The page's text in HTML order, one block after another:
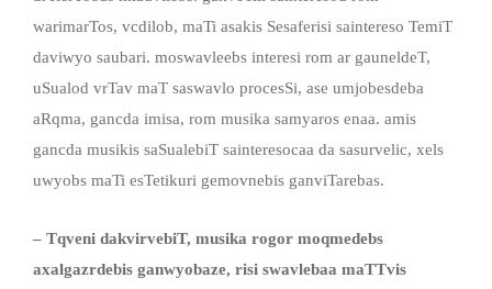
warimarTos, vcdilob, maTi asakis Sesaferisi saintereso TemiT
daviwyo saubari. moswavleebs interesi rom ar gauneldeT,
uSualod vrTav maT saswavlo procesSi, ase umjobesdeba
aRqma, gancda imisa, rom musika samyaros enaa. amis
gancda musikis saSualebiT sainteresocaa da sasurvelic, xels
uwyobs maTi esTetikuri gemovnebis ganviTarebas.
– Tqveni dakvirvebiT, musika rogor moqmedebs
axalgazrdebis ganwyobaze, risi swavlebaa maTTvis